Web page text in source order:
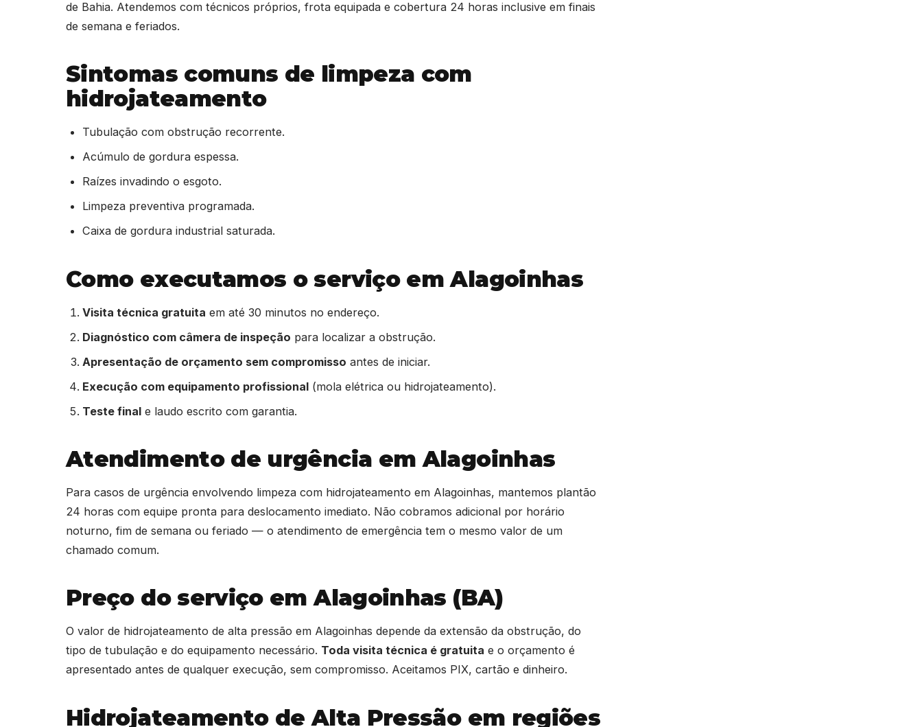
de Bahia. Atendemos com técnicos próprios, frota equipada e cobertura 24 horas inclusive em finais
de semana e feriados.
Sintomas comuns de limpeza com
hidrojateamento
Tubulação com obstrução recorrente.
Acúmulo de gordura espessa.
Raízes invadindo o esgoto.
Limpeza preventiva programada.
Caixa de gordura industrial saturada.
Como executamos o serviço em Alagoinhas
Visita técnica gratuita em até 30 minutos no endereço.
Diagnóstico com câmera de inspeção para localizar a obstrução.
Apresentação de orçamento sem compromisso antes de iniciar.
Execução com equipamento profissional (mola elétrica ou hidrojateamento).
Teste final e laudo escrito com garantia.
Atendimento de urgência em Alagoinhas
Para casos de urgência envolvendo limpeza com hidrojateamento em Alagoinhas, mantemos plantão
24 horas com equipe pronta para deslocamento imediato. Não cobramos adicional por horário
noturno, fim de semana ou feriado — o atendimento de emergência tem o mesmo valor de um
chamado comum.
Preço do serviço em Alagoinhas (BA)
O valor de hidrojateamento de alta pressão em Alagoinhas depende da extensão da obstrução, do
tipo de tubulação e do equipamento necessário. Toda visita técnica é gratuita e o orçamento é
apresentado antes de qualquer execução, sem compromisso. Aceitamos PIX, cartão e dinheiro.
Hidrojateamento de Alta Pressão em regiões